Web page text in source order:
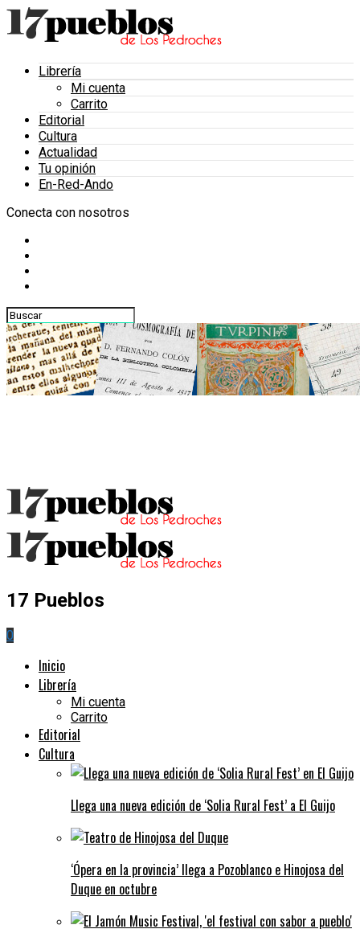
Librería
Mi cuenta
Carrito
Editorial
Cultura
Actualidad
Tu opinión
En-Red-Ando
Conecta con nosotros
17 Pueblos
0
Inicio
Librería
Mi cuenta
Carrito
Editorial
Cultura
Llega una nueva edición de ‘Solia Rural Fest’ a El Guijo
‘Ópera en la provincia’ llega a Pozoblanco e Hinojosa del
Duque en octubre